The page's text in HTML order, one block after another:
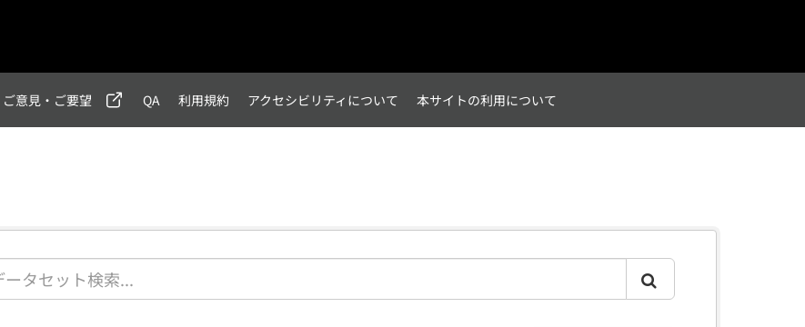
ご意見・ご要望 QA 利用規約 アクセシビリティについて 本サイトの利用について